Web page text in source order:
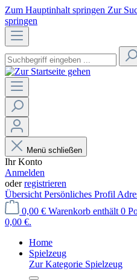
Zum Hauptinhalt springen Zur
springen
Menü schließen
Ihr Konto
Anmelden
oderregistrieren
Übersicht Persönliches Profil
0,00 € Warenkorb enthält 0
0,00 €.
Home
Spielzeug
Zur Kategorie Spielzeug